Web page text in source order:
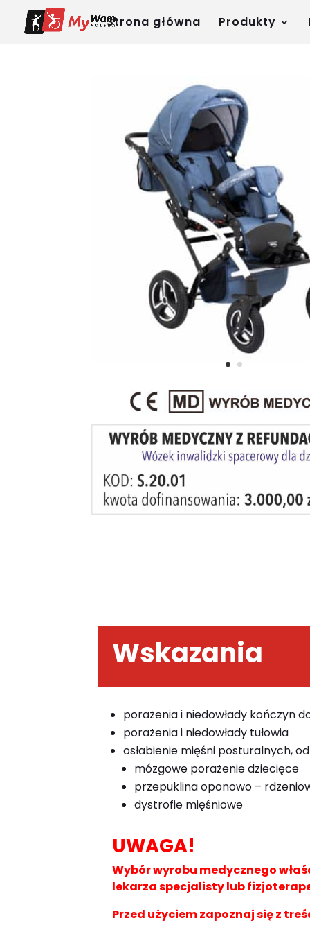
Strona główna Produkty
Wskazania
porażenia i niedowłady kończyn
porażenia i niedowłady tułowia
osłabienie mięśni posturalnych,
mózgowe porażenie dziecięce
przepuklina oponowo –
dystrofie mięśniowe
UWAGA!
Wybór wyrobu medycznego
lekarza specjalisty lub
Przed użyciem zapoznaj się z